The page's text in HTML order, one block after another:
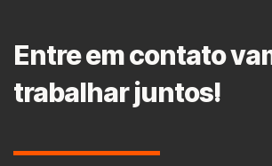
Entre em contato
trabalhar juntos!